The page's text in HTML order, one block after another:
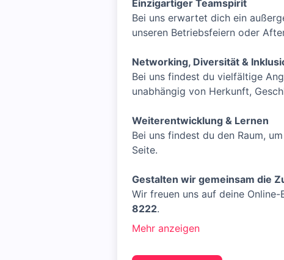
Einzigartiger Teamspirit
Bei uns erwartet dich ein
unseren Betriebsfeiern oder
Networking, Diversität &
Bei uns findest du vielfältige
unabhängig von Herkunft,
Weiterentwicklung & Lernen
Bei uns findest du den Raum,
Seite.
Gestalten wir gemeinsam die
Wir freuen uns auf deine
8222.
Mehr anzeigen